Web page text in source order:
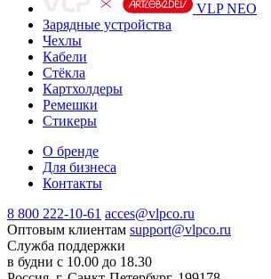
VLP NEO
Зарядные устройства
Чехлы
Кабели
Cтёкла
Картхолдеры
Ремешки
Стикеры
О бренде
Для бизнеса
Контакты
8 800 222-10-61 acces@vlpco.ru
Оптовым клиентам support@vlpco.ru
Служба поддержки
в будни с 10.00 до 18.30